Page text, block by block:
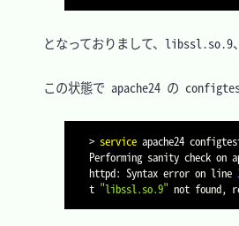
となっておりまして、libssl.so.9
この状態で apache24 の
> service apache24
Performing sanity check on
httpd: Syntax error on line
t "libssl.so.9" not found,